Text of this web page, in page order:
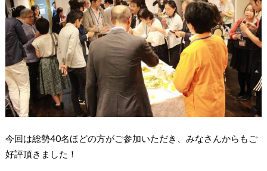
今回は総勢40名ほどの方がご参加いただき、みなさんからもご
好評頂きました！